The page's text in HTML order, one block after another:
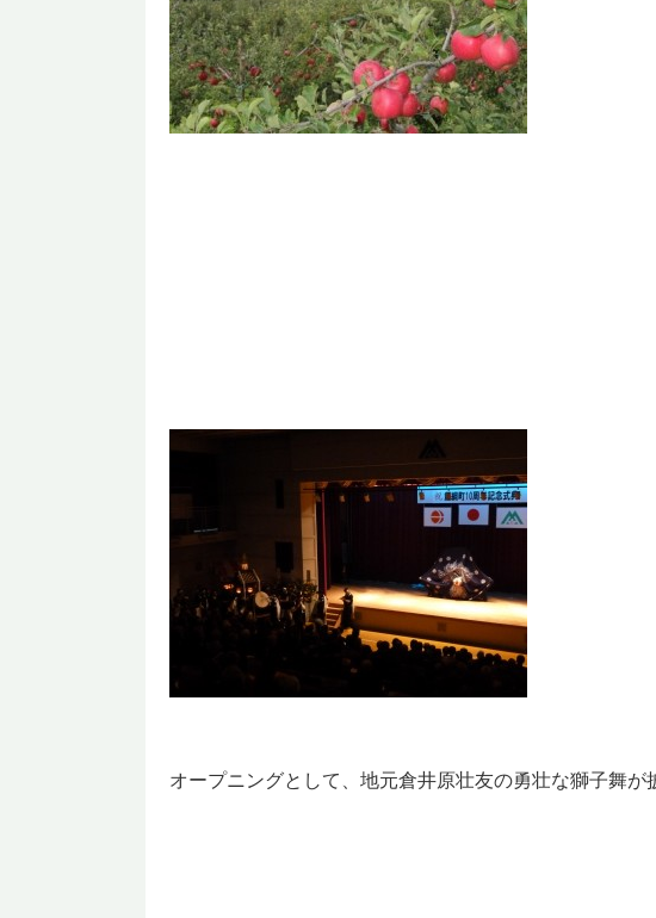
オープニングとして、地元倉井原壮友の勇壮な獅子舞が